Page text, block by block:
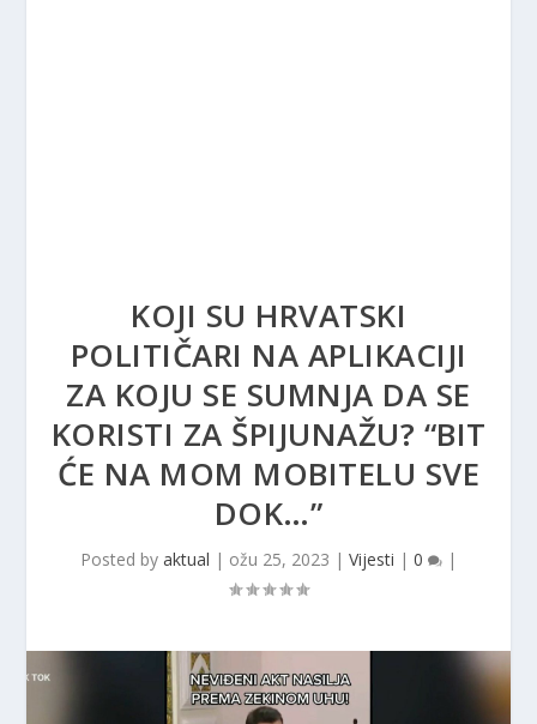
KOJI SU HRVATSKI
POLITIČARI NA APLIKACIJI
ZA KOJU SE SUMNJA DA SE
KORISTI ZA ŠPIJUNAŽU? “BIT
ĆE NA MOM MOBITELU SVE
DOK…”
Posted by aktual | ožu 25, 2023 | Vijesti | 0 |